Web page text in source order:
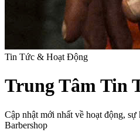
Tin Tức & Hoạt Động
Trung Tâm Tin
Cập nhật mới nhất về hoạt động,
Barbershop